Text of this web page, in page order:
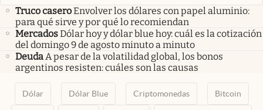
Truco caseroEnvolver los dólares con papel aluminio:
para qué sirve y por qué lo recomiendan
MercadosDólar hoy y dólar blue hoy: cuál es la cotización
del domingo 9 de agosto minuto a minuto
Deuda A pesar de la volatilidad global, los bonos
argentinos resisten: cuáles son las causas
Dólar Dólar Blue Criptomonedas Bitcoin